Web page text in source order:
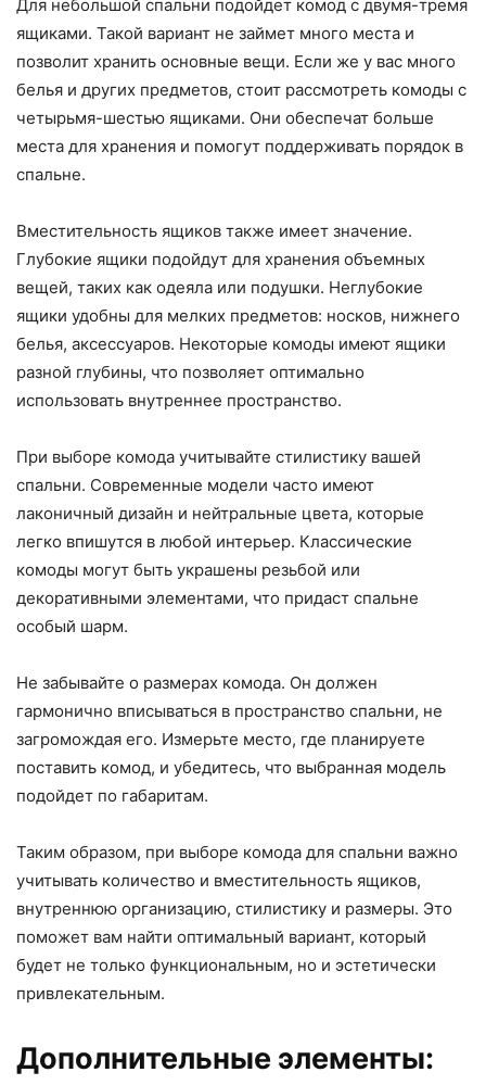
Для небольшой спальни подойдет комод с двумя-тремя
ящиками. Такой вариант не займет много места и
позволит хранить основные вещи. Если же у вас много
белья и других предметов, стоит рассмотреть комоды с
четырьмя-шестью ящиками. Они обеспечат больше
места для хранения и помогут поддерживать порядок в
спальне.
Вместительность ящиков также имеет значение.
Глубокие ящики подойдут для хранения объемных
вещей, таких как одеяла или подушки. Неглубокие
ящики удобны для мелких предметов: носков, нижнего
белья, аксессуаров. Некоторые комоды имеют ящики
разной глубины, что позволяет оптимально
использовать внутреннее пространство.
При выборе комода учитывайте стилистику вашей
спальни. Современные модели часто имеют
лаконичный дизайн и нейтральные цвета, которые
легко впишутся в любой интерьер. Классические
комоды могут быть украшены резьбой или
декоративными элементами, что придаст спальне
особый шарм.
Не забывайте о размерах комода. Он должен
гармонично вписываться в пространство спальни, не
загромождая его. Измерьте место, где планируете
поставить комод, и убедитесь, что выбранная модель
подойдет по габаритам.
Таким образом, при выборе комода для спальни важно
учитывать количество и вместительность ящиков,
внутреннюю организацию, стилистику и размеры. Это
поможет вам найти оптимальный вариант, который
будет не только функциональным, но и эстетически
привлекательным.
Дополнительные элементы: